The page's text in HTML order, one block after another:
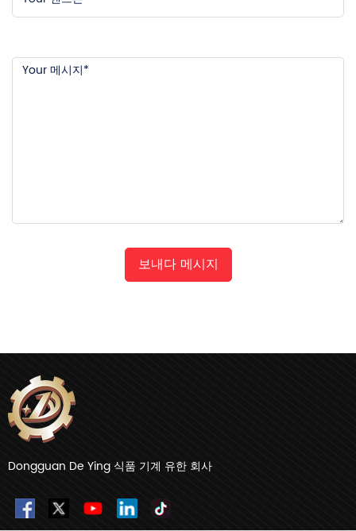
보내다 메시지
Dongguan De Ying 식품 기계 유한 회사